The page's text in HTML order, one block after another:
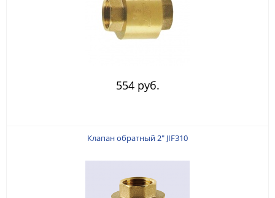
554 руб.
Клапан обратный 2" JIF310